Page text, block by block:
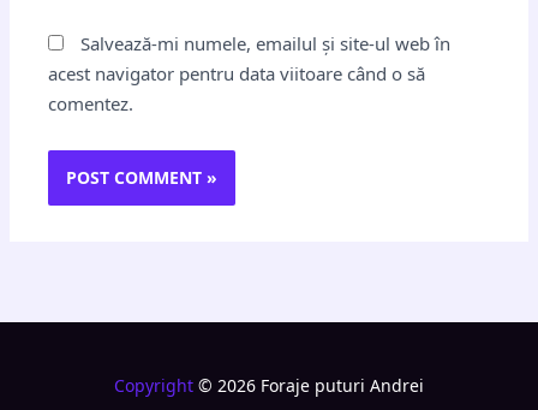
Salvează-mi numele, emailul și site-ul web în
acest navigator pentru data viitoare când o să
comentez.
Copyright © 2026 Foraje puturi Andrei